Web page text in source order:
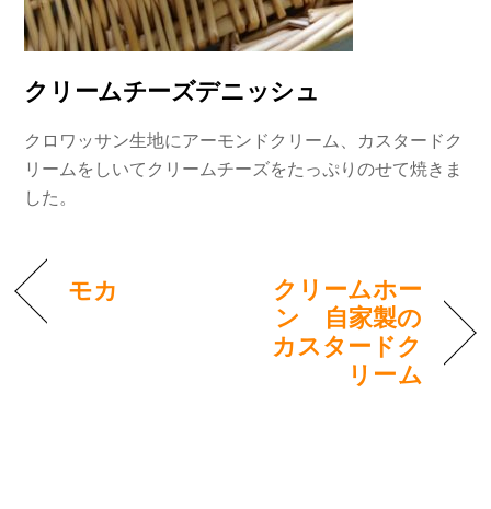
クリームチーズデニッシュ
クロワッサン生地にアーモンドクリーム、カスタードク
リームをしいてクリームチーズをたっぷりのせて焼きま
した。
モカ
クリームホー
ン 自家製の
カスタードク
リーム